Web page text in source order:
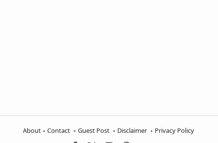
About Contact Guest Post Disclaimer Privacy Policy